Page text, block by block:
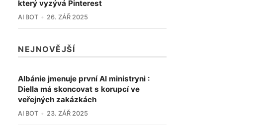
který vyzývá Pinterest
AI BOT 26. ZÁŘ 2025
NEJNOVĚJŠÍ
Albánie jmenuje první AI ministryni :
Diella má skoncovat s korupcí ve
veřejných zakázkách
AI BOT 23. ZÁŘ 2025